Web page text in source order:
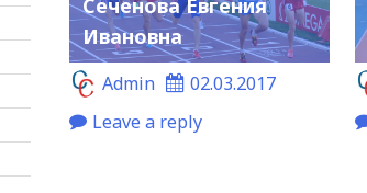
Сеченова Евгения
Ивановна
Admin
02.03.2017
Leave a reply